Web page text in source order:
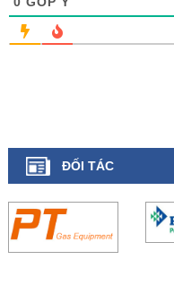
ĐỐI TÁC